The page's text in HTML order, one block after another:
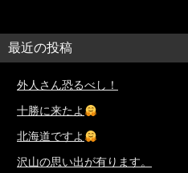
最近の投稿
外人さん恐るべし！
十勝に来たよ
北海道ですよ
沢山の思い出が有ります。